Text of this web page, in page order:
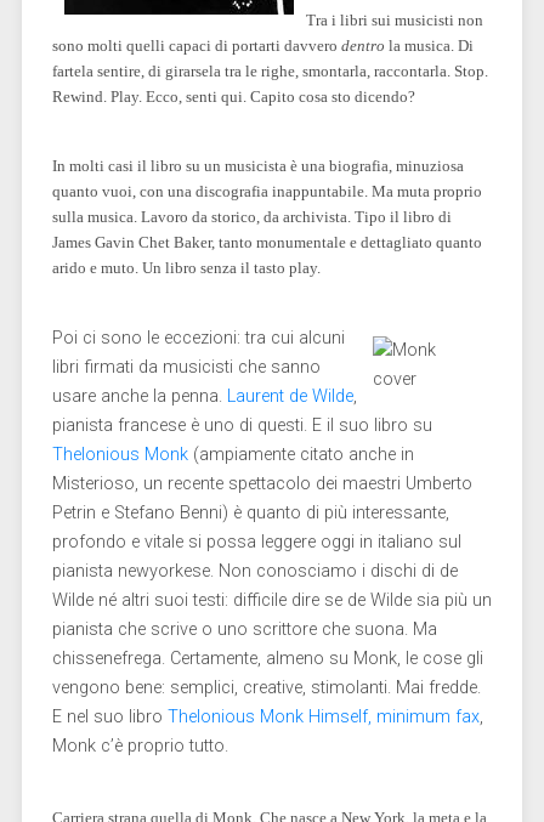
Tra i libri sui musicisti non
sono molti quelli capaci di portarti davvero dentro la musica. Di
fartela sentire, di girarsela tra le righe, smontarla, raccontarla. Stop.
Rewind. Play. Ecco, senti qui. Capito cosa sto dicendo?
In molti casi il libro su un musicista è una biografia, minuziosa
quanto vuoi, con una discografia inappuntabile. Ma muta proprio
sulla musica. Lavoro da storico, da archivista. Tipo il libro di
James Gavin Chet Baker, tanto monumentale e dettagliato quanto
arido e muto. Un libro senza il tasto play.
Poi ci sono le eccezioni: tra cui alcuni
libri firmati da musicisti che sanno
usare anche la penna. Laurent de Wilde,
pianista francese è uno di questi. E il suo libro su
Thelonious Monk(ampiamente citato anche in
Misterioso, un recente spettacolo dei maestri Umberto
Petrin e Stefano Benni) è quanto di più interessante,
profondo e vitale si possa leggere oggi in italiano sul
pianista newyorkese. Non conosciamo i dischi di de
Wilde né altri suoi testi: difficile dire se de Wilde sia più un
pianista che scrive o uno scrittore che suona. Ma
chissenefrega. Certamente, almeno su Monk, le cose gli
vengono bene: semplici, creative, stimolanti. Mai fredde.
E nel suo libro Thelonious Monk Himself, minimum fax,
Monk c’è proprio tutto.
Carriera strana quella di Monk. Che nasce a New York, la meta e la